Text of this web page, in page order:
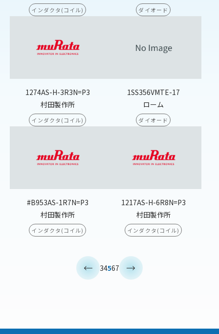
インダクタ(コイル) ダイオード
1274AS-H-3R3N=P3
村田製作所
インダクタ(コイル)
1SS356VMTE-17
ローム
ダイオード
#B953AS-1R7N=P3
村田製作所
インダクタ(コイル)
1217AS-H-6R8N=P3
村田製作所
インダクタ(コイル)
34567